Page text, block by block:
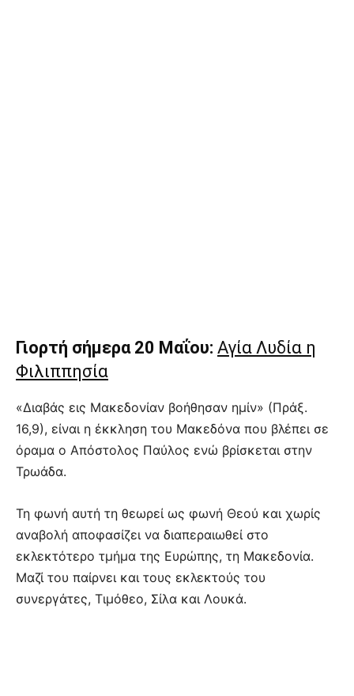
Γιορτή σήμερα 20 Μαΐου: Αγία Λυδία η
Φιλιππησία
«Διαβάς εις Μακεδονίαν βοήθησαν ημίν» (Πράξ.
16,9), είναι η έκκληση του Μακεδόνα που βλέπει σε
όραμα ο Απόστολος Παύλος ενώ βρίσκεται στην
Τρωάδα.
Τη φωνή αυτή τη θεωρεί ως φωνή Θεού και χωρίς
αναβολή αποφασίζει να διαπεραιωθεί στο
εκλεκτότερο τμήμα της Ευρώπης, τη Μακεδονία.
Μαζί του παίρνει και τους εκλεκτούς του
συνεργάτες, Τιμόθεο, Σίλα και Λουκά.